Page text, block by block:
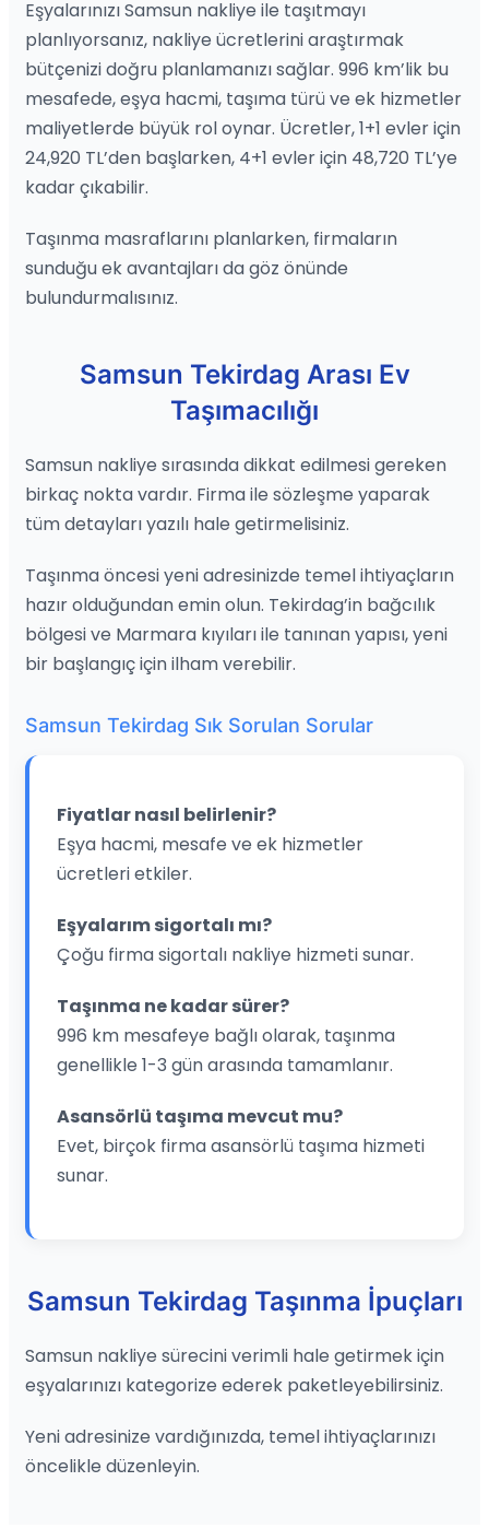
Eşyalarınızı Samsun nakliye ile taşıtmayı
planlıyorsanız, nakliye ücretlerini araştırmak
bütçenizi doğru planlamanızı sağlar. 996 km’lik bu
mesafede, eşya hacmi, taşıma türü ve ek hizmetler
maliyetlerde büyük rol oynar. Ücretler, 1+1 evler için
24,920 TL’den başlarken, 4+1 evler için 48,720 TL’ye
kadar çıkabilir.
Taşınma masraflarını planlarken, firmaların
sunduğu ek avantajları da göz önünde
bulundurmalısınız.
Samsun Tekirdag Arası Ev
Taşımacılığı
Samsun nakliye sırasında dikkat edilmesi gereken
birkaç nokta vardır. Firma ile sözleşme yaparak
tüm detayları yazılı hale getirmelisiniz.
Taşınma öncesi yeni adresinizde temel ihtiyaçların
hazır olduğundan emin olun. Tekirdag’in bağcılık
bölgesi ve Marmara kıyıları ile tanınan yapısı, yeni
bir başlangıç için ilham verebilir.
Samsun Tekirdag Sık Sorulan Sorular
Fiyatlar nasıl belirlenir?
Eşya hacmi, mesafe ve ek hizmetler
ücretleri etkiler.
Eşyalarım sigortalı mı?
Çoğu firma sigortalı nakliye hizmeti sunar.
Taşınma ne kadar sürer?
996 km mesafeye bağlı olarak, taşınma
genellikle 1-3 gün arasında tamamlanır.
Asansörlü taşıma mevcut mu?
Evet, birçok firma asansörlü taşıma hizmeti
sunar.
Samsun Tekirdag Taşınma İpuçları
Samsun nakliye sürecini verimli hale getirmek için
eşyalarınızı kategorize ederek paketleyebilirsiniz.
Yeni adresinize vardığınızda, temel ihtiyaçlarınızı
öncelikle düzenleyin.